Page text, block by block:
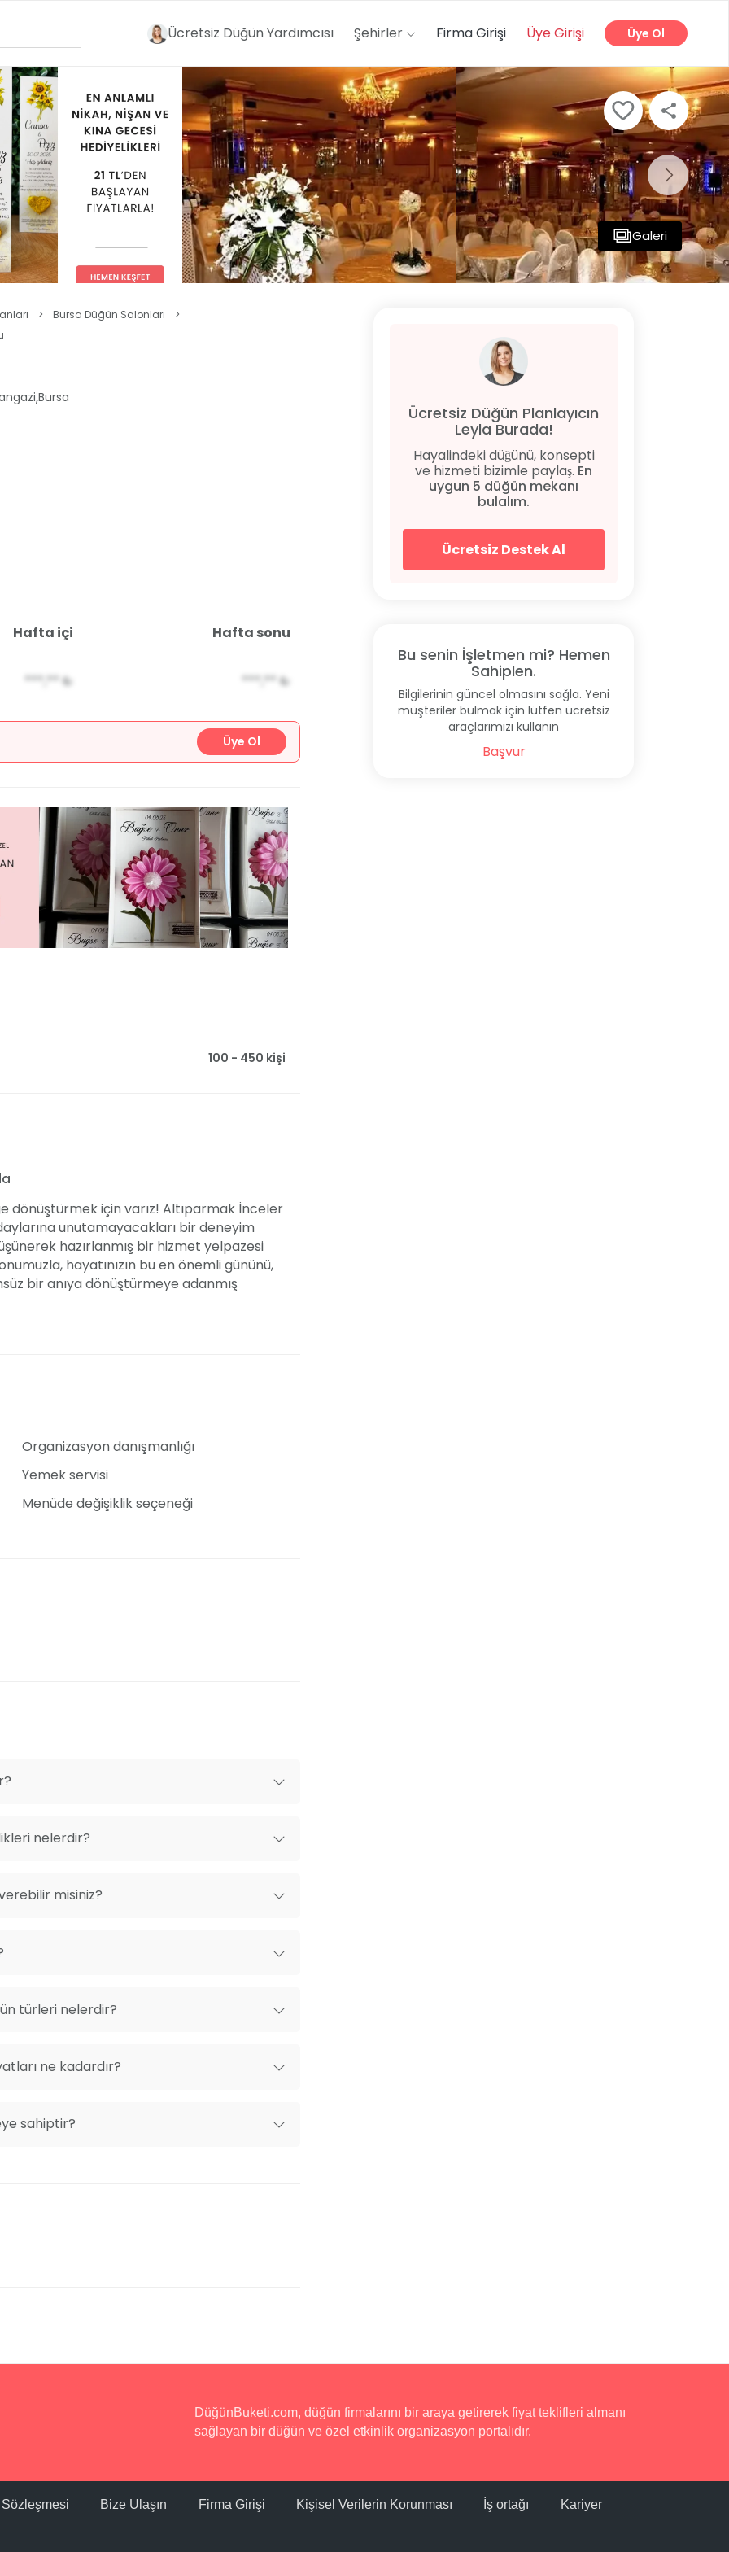
Ücretsiz Düğün Yardımcısı Şehirler Firma Girişi Üye Girişi Üye Ol
Galeri
> Bursa Düğün Salonları
>
,Bursa
Hafta içi Hafta sonu
***,** ₺ ***,** ₺
Üye Ol
100 - 450 kişi
dönüştürmek için varız! Altıparmak İnceler
unutamayacakları bir deneyim
hazırlanmış bir hizmet yelpazesi
hayatınızın bu en önemli gününü,
bir anıya dönüştürmeye adanmış
tercihtir. Son teknolojiye sahip ses ve ışık
gizlidir. Bu yüzden deneyimli organizasyon
Organizasyon danışmanlığı
Yemek servisi
Menüde değişiklik seçeneği
nelerdir?
misiniz?
türleri nelerdir?
ne kadardır?
sahiptir?
Ücretsiz Düğün Planlayıcın
Leyla Burada!
Hayalindeki düğünü, konsepti
ve hizmeti bizimle paylaş. En
uygun 5 düğün mekanı
bulalım.
Ücretsiz Destek Al
Bu senin İşletmen mi? Hemen
Sahiplen.
Bilgilerinin güncel olmasını sağla. Yeni
müşteriler bulmak için lütfen ücretsiz
araçlarımızı kullanın
Başvur
DüğünBuketi.com, düğün firmalarını bir araya getirerek fiyat teklifleri almanı
sağlayan bir düğün ve özel etkinlik organizasyon portalıdır.
Sözleşmesi Bize Ulaşın Firma Girişi Kişisel Verilerin Korunması İş ortağı Kariyer